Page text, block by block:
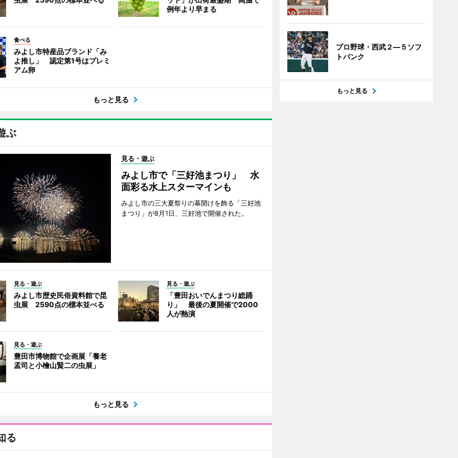
例年より早まる
食べる
みよし市特産品ブランド「み
よ推し」 認定第1号はプレミ
アム卵
もっと見る
ぶ
見る・遊ぶ
みよし市で「三好池まつり」 水
面彩る水上スターマインも
みよし市の三大夏祭りの幕開けを飾る「三好池
まつり」が8月1日、三好池で開催された。
見る・遊ぶ
みよし市歴史民俗資料館で昆
虫展 2590点の標本並べる
見る・遊ぶ
「豊田おいでんまつり総踊
り」 最後の夏開催で2000
人が熱演
見る・遊ぶ
豊田市博物館で企画展「養老
孟司と小檜山賢二の虫展」
もっと見る
る
プロ野球・西武２―５ソフ
トバンク
もっと見る